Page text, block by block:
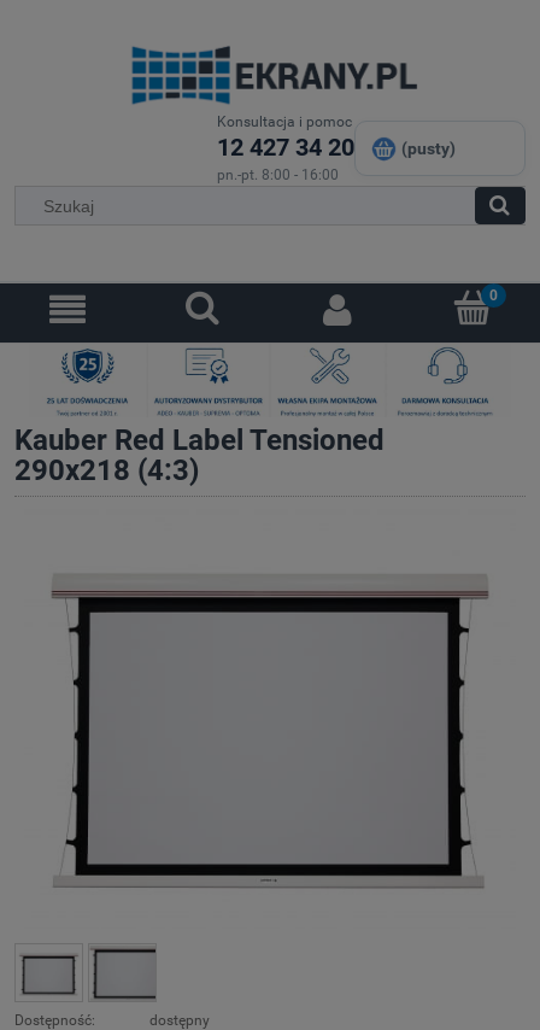
Konsultacja i pomoc
12 427 34 20
pn.-pt. 8:00 - 16:00
(pusty)
Kauber Red Label Tensioned
290x218 (4:3)
Dostępność:
dostępny